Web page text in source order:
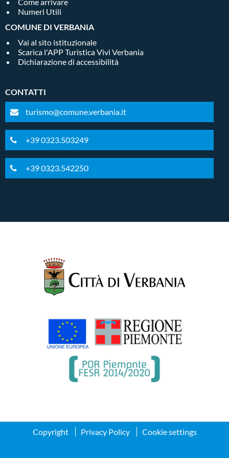
Numeri Utili
COMUNE DI VERBANIA
Vai al sito istituzionale
Scarica l'APP Turistica Vivi Verbania
Dichiarazione di accessibilità
CONTATTI
turismo@comune.verbania.it
+39 0323.503249
+39 0323.542250
Copyright Privacy Policy Cookie settings